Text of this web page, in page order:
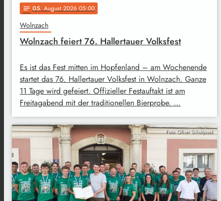
notes 05. August 2026 05:00
Wolnzach
Wolnzach feiert 76. Hallertauer Volksfest
Es ist das Fest mitten im Hopfenland – am Wochenende
startet das 76. Hallertauer Volksfest in Wolnzach. Ganze
11 Tage wird gefeiert. Offizieller Festauftakt ist am
Freitagabend mit der traditionellen Bierprobe. …
Foto: Oliver Scholtyssek